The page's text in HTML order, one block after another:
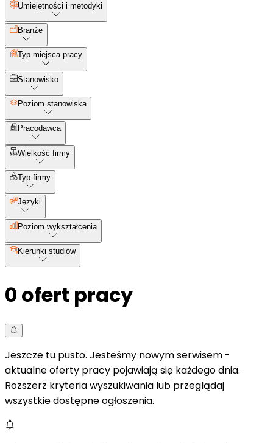
Umiejętności i metodyki
Branże
Typ miejsca pracy
Stanowisko
Poziom stanowiska
Pracodawca
Wielkość firmy
Typ firmy
Języki
Poziom wykształcenia
Kierunki studiów
0 ofert pracy
Jeszcze tu pusto. Jesteśmy nowym serwisem -
aktualne oferty pracy pojawiają się każdego dnia.
Rozszerz kryteria wyszukiwania lub przeglądaj
wszystkie dostępne ogłoszenia.